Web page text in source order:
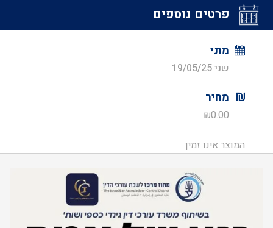
פרטים נוספים
מתי
שני 19/05/25
מחיר
₪0.00
המוצר אינו זמין